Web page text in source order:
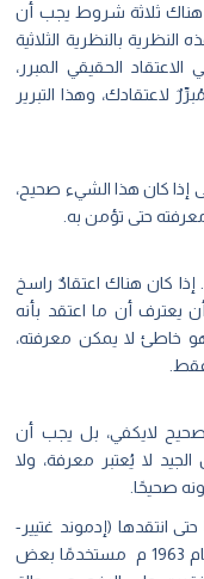
هناك ثلاثة شروط يجب أن
بالنظرية الثلاثية
الحقيقي المبرر،
لاعتقادك، وهذا التبرير
إذا كان هذا الشيء صحيح،
حتى تؤمن به.
كان هناك اعتقادٌ راسخ
يعترف أن ما اعتقد بأنه
خاطئ لا يمكن معرفته،
لايكفي، بل يجب أن
لا يُعتبر معرفة، ولا
صحيحًا.
انتقدها (إدموند غتيير-
Edmund Gettier) في ورقته البحثية القصيرة عام 1963 م مستخدمًا بعض